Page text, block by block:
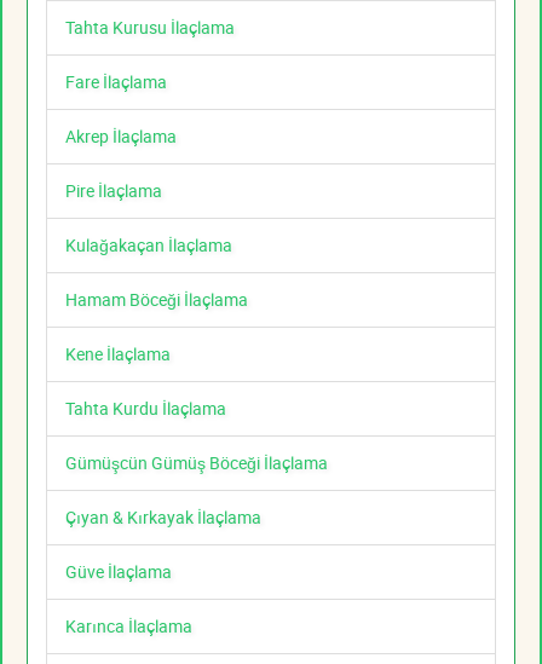
Tahta Kurusu İlaçlama
Fare İlaçlama
Akrep İlaçlama
Pire İlaçlama
Kulağakaçan İlaçlama
Hamam Böceği İlaçlama
Kene İlaçlama
Tahta Kurdu İlaçlama
Gümüşcün Gümüş Böceği İlaçlama
Çıyan & Kırkayak İlaçlama
Güve İlaçlama
Karınca İlaçlama